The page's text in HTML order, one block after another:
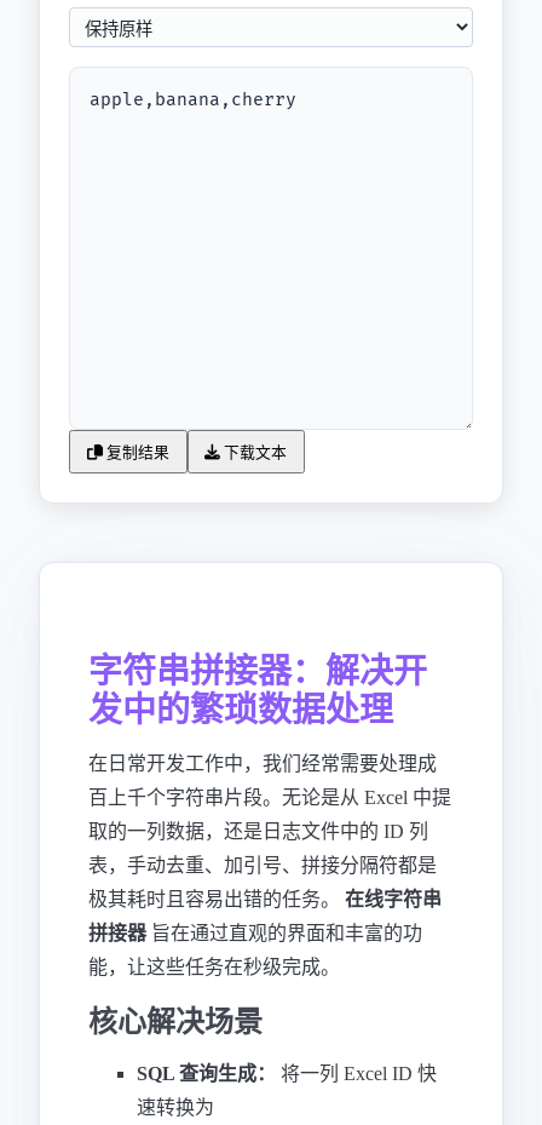
复制结果 下载文本
字符串拼接器：解决开
发中的繁琐数据处理
在日常开发工作中，我们经常需要处理成
百上千个字符串片段。无论是从 Excel 中提
取的一列数据，还是日志文件中的 ID 列
表，手动去重、加引号、拼接分隔符都是
极其耗时且容易出错的任务。 在线字符串
拼接器旨在通过直观的界面和丰富的功
能，让这些任务在秒级完成。
核心解决场景
SQL 查询生成：
将一列 Excel ID 快
速转换为